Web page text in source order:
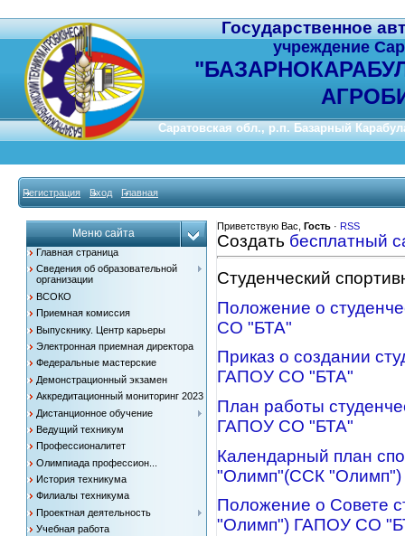
Государственное
учреждение
"
Саратовская обл., р.п. Базарный
Регистрация Вход Главная
Меню сайта
Главная страница
Сведения об образовательной
организации
ВСОКО
Приемная комиссия
Выпускнику. Центр карьеры
Электронная приемная директора
Федеральные мастерские
Демонстрационный экзамен
Аккредитационный мониторинг 2023
Дистанционное обучение
Ведущий техникум
Профессионалитет
Олимпиада профессион...
История техникума
Филиалы техникума
Проектная деятельность
Учебная работа
Приветствую Вас ,Гость · RSS
Создать бесплатный
Студенческий
Положение о
СО "БТА"
Приказ о создании
ГАПОУ СО "БТА"
План работы
ГАПОУ СО "БТА"
Календарный план
"Олимп"(ССК "Олимп")
Положение о Совете
"Олимп") ГАПОУ СО